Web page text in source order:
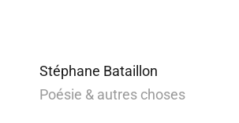
Stéphane Bataillon
Poésie & autres choses